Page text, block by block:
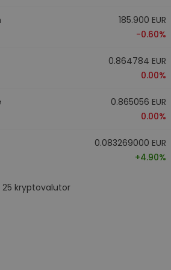
185.900 EUR
-0.60%
0.864784 EUR
0.00%
0.865056 EUR
0.00%
0.083269000 EUR
+4.90%
25 kryptovalutor